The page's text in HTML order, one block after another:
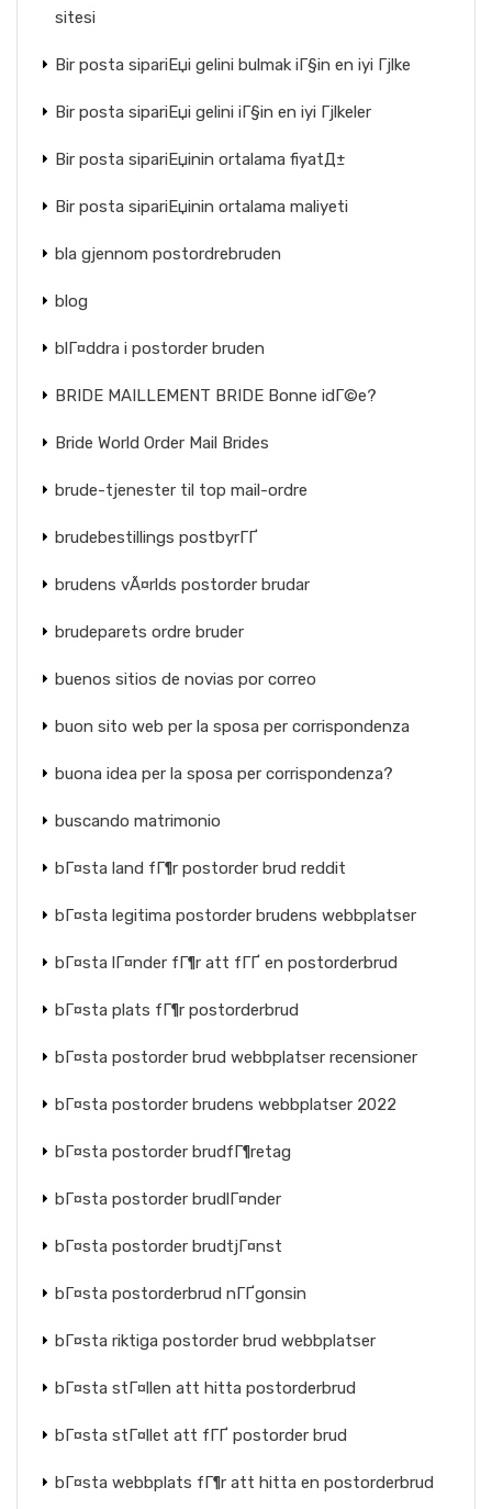
sitesi
Bir posta sipariЕџi gelini bulmak iГ§in en iyi Гјlke
Bir posta sipariЕџi gelini iГ§in en iyi Гјlkeler
Bir posta sipariЕџinin ortalama fiyatД±
Bir posta sipariЕџinin ortalama maliyeti
bla gjennom postordrebruden
blog
blГ¤ddra i postorder bruden
BRIDE MAILLEMENT BRIDE Bonne idГ©e?
Bride World Order Mail Brides
brude-tjenester til top mail-ordre
brudebestillings postbyrГҐ
brudens vÃ¤rlds postorder brudar
brudeparets ordre bruder
buenos sitios de novias por correo
buon sito web per la sposa per corrispondenza
buona idea per la sposa per corrispondenza?
buscando matrimonio
bГ¤sta land fГ¶r postorder brud reddit
bГ¤sta legitima postorder brudens webbplatser
bГ¤sta lГ¤nder fГ¶r att fГҐ en postorderbrud
bГ¤sta plats fГ¶r postorderbrud
bГ¤sta postorder brud webbplatser recensioner
bГ¤sta postorder brudens webbplatser 2022
bГ¤sta postorder brudfГ¶retag
bГ¤sta postorder brudlГ¤nder
bГ¤sta postorder brudtjГ¤nst
bГ¤sta postorderbrud nГҐgonsin
bГ¤sta riktiga postorder brud webbplatser
bГ¤sta stГ¤llen att hitta postorderbrud
bГ¤sta stГ¤llet att fГҐ postorder brud
bГ¤sta webbplats fГ¶r att hitta en postorderbrud